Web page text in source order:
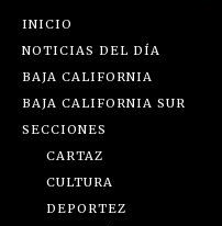
INICIO
NOTICIAS DEL DÍA
BAJA CALIFORNIA
BAJA CALIFORNIA SUR
SECCIONES
CARTAZ
CULTURA
DEPORTEZ